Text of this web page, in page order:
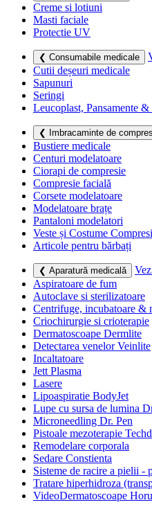
Creme si lotiuni
Masti faciale
Protectie UV
❮ Consumabile medicale
Cutii deșeuri medicale
Sapunuri
Seringi
Leucoplast, Pansamente &
❮ Imbracaminte de
Bustiere medicale
Centuri modelatoare
Ciorapi de compresie
Compresie facială
Corsete modelatoare
Modelatoare brațe
Pantaloni modelatori
Veste și Costume
Articole pentru bărbați
❮ Aparatură medicală
Aspiratoare de fum
Autoclave si sterilizatoare
Centrifuge, incubatoare &
Criochirurgie si crioterapie
Dermatoscoape Dermlite
Detectarea venelor Veinlite
Incaltatoare
Jett Plasma
Lasere
Lipoaspiratie BodyJet
Lupe cu sursa de lumina
Microneedling Dr. Pen
Pistoale mezoterapie
Remodelare corporala
Sedare Constienta
Sisteme de racire a pielii -
Tratare hiperhidroza
VideoDermatoscoape